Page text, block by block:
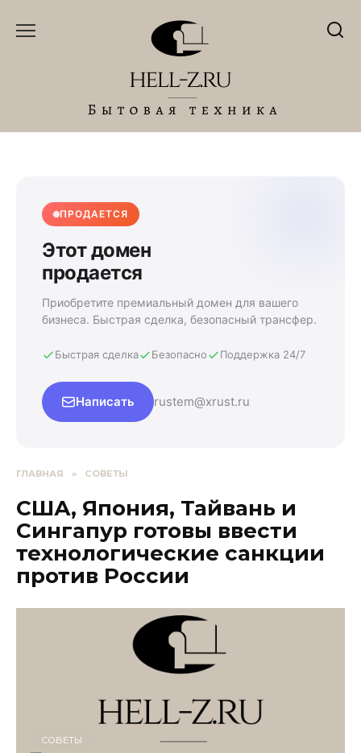
ПРОДАЕТСЯ
Этот домен
продается
Приобретите премиальный домен для вашего
бизнеса. Быстрая сделка, безопасный трансфер.
Быстрая сделка Безопасно Поддержка 24/7
Написать rustem@xrust.ru
ГЛАВНАЯ » СОВЕТЫ
США, Япония, Тайвань и
Сингапур готовы ввести
технологические санкции
против России
СОВЕТЫ